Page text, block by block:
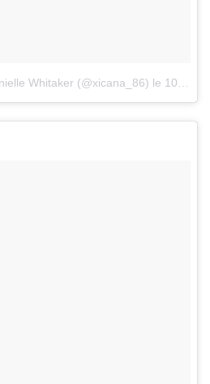
Whitaker (@xicana_86) le 10 Janv. 2017 à 8h05 PST